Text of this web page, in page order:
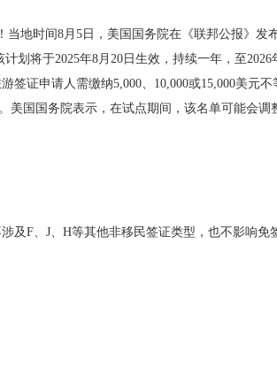
当地时间8月5日，美国国务院在《联邦公报》发
划将于2025年8月20日生效，持续一年，至2026
签证申请人需缴纳5,000、10,000或15,000美元
国国务院表示，在试点期间，该名单可能会调
及F、J、H等其他非移民签证类型，也不影响免